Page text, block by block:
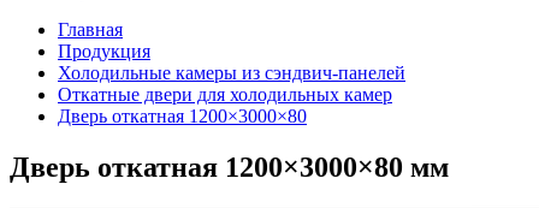
Главная
Продукция
Холодильные камеры из сэндвич-панелей
Откатные двери для холодильных камер
Дверь откатная 1200×3000×80
Дверь откатная 1200×3000×80 мм